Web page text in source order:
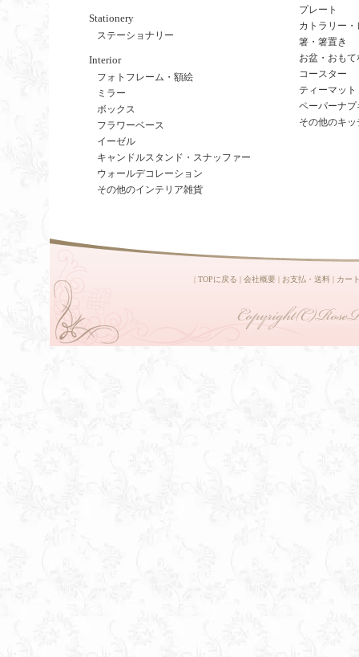
Stationery
ステーショナリー
Interior
フォトフレーム・額絵
ミラー
ボックス
フラワーベース
イーゼル
キャンドルスタンド・スナッファー
ウォールデコレーション
その他のインテリア雑貨
プレート
カトラリー
箸・箸置き
お盆・おも
コースター
ティーマッ
ペーパーナプ
その他のキ
| TOPに戻る | 会社概要| お支払・送料| カー